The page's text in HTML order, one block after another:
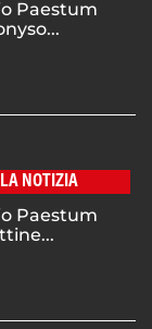
Paestum
NOTIZIA
Paestum